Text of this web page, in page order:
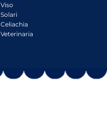
Viso
Solari
Celiachia
Veterinaria